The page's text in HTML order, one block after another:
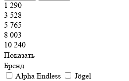
1 290
3 528
5 765
8 003
10 240
Показать
Бренд
Alpha Endless
Jögel